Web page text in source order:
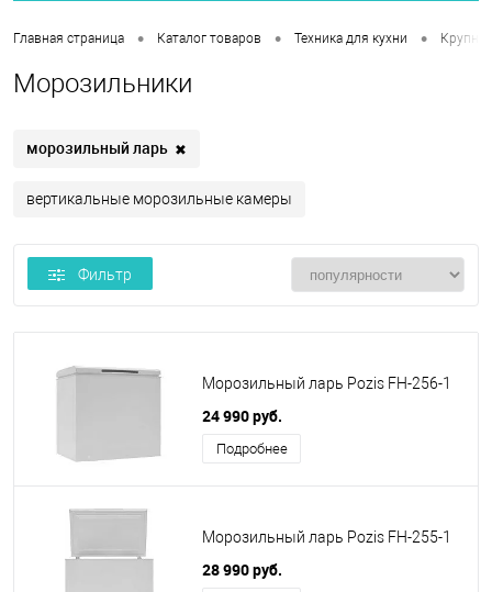
Главная страница • Каталог товаров • Техника для кухни •
Морозильники
морозильный ларь ✖
вертикальные морозильные камеры
Фильтр
Морозильный ларь Pozis FH-256-1
24 990 руб.
Подробнее
Морозильный ларь Pozis FH-255-1
28 990 руб.